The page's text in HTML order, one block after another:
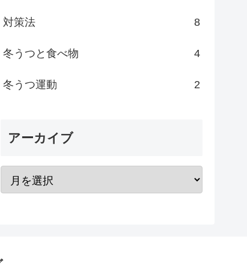
対策法 8
冬うつと食べ物 4
冬うつ運動 2
アーカイブ